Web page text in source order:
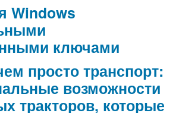
Windows
ключами
просто транспорт:
возможности
тракторов, которые